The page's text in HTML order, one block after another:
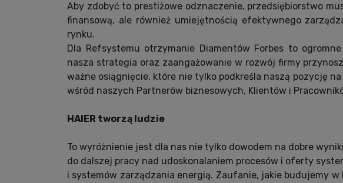
Aby zdobyć to prestiżowe odznaczenie, przedsiębiorstwo
finansową, ale również umiejętnością efektywnego
rynku.
Dla Refsystemu otrzymanie Diamentów Forbes to
nasza strategia oraz zaangażowanie w rozwój firmy
ważne osiągnięcie, które nie tylko podkreśla naszą pozycję
wśród naszych Partnerów biznesowych, Klientów i
HAIER tworzą ludzie
To wyróżnienie jest dla nas nie tylko dowodem na dobre
do dalszej pracy nad udoskonalaniem procesów i oferty
i systemów zarządzania energią. Zaufanie, jakie budujemy w